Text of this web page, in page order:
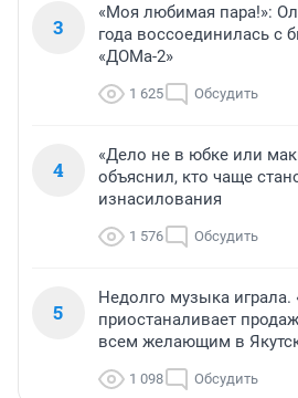
3
«Моя любимая пара!»:
года воссоединилась с
«ДОМа-2»
1 625 Обсудить
4
«Дело не в юбке или
объяснил, кто чаще
изнасилования
1 576 Обсудить
5
Недолго музыка играла.
приостаналивает
всем желающим в
1 098 Обсудить